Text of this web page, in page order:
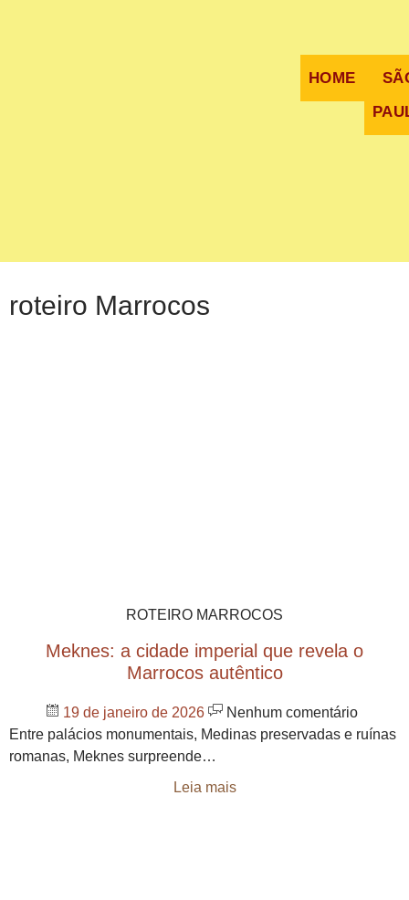
HOME
roteiro Marrocos
ROTEIRO MARROCOS
Meknes: a cidade imperial que revela o
Marrocos autêntico
19 de janeiro de 2026
Nenhum comentário
Entre palácios monumentais, Medinas preservadas e ruínas
romanas, Meknes surpreende…
Leia mais